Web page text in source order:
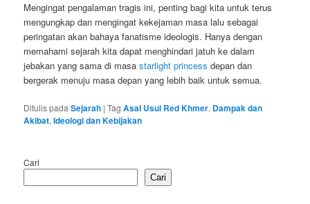
Mengingat pengalaman tragis ini, penting bagi kita untuk terus
mengungkap dan mengingat kekejaman masa lalu sebagai
peringatan akan bahaya fanatisme ideologis. Hanya dengan
memahami sejarah kita dapat menghindari jatuh ke dalam
jebakan yang sama di masastarlight princess depan dan
bergerak menuju masa depan yang lebih baik untuk semua.
Ditulis pada Sejarah |Tag Asal Usul Red Khmer, Dampak dan
Akibat,Ideologi dan Kebijakan
Cari
Cari